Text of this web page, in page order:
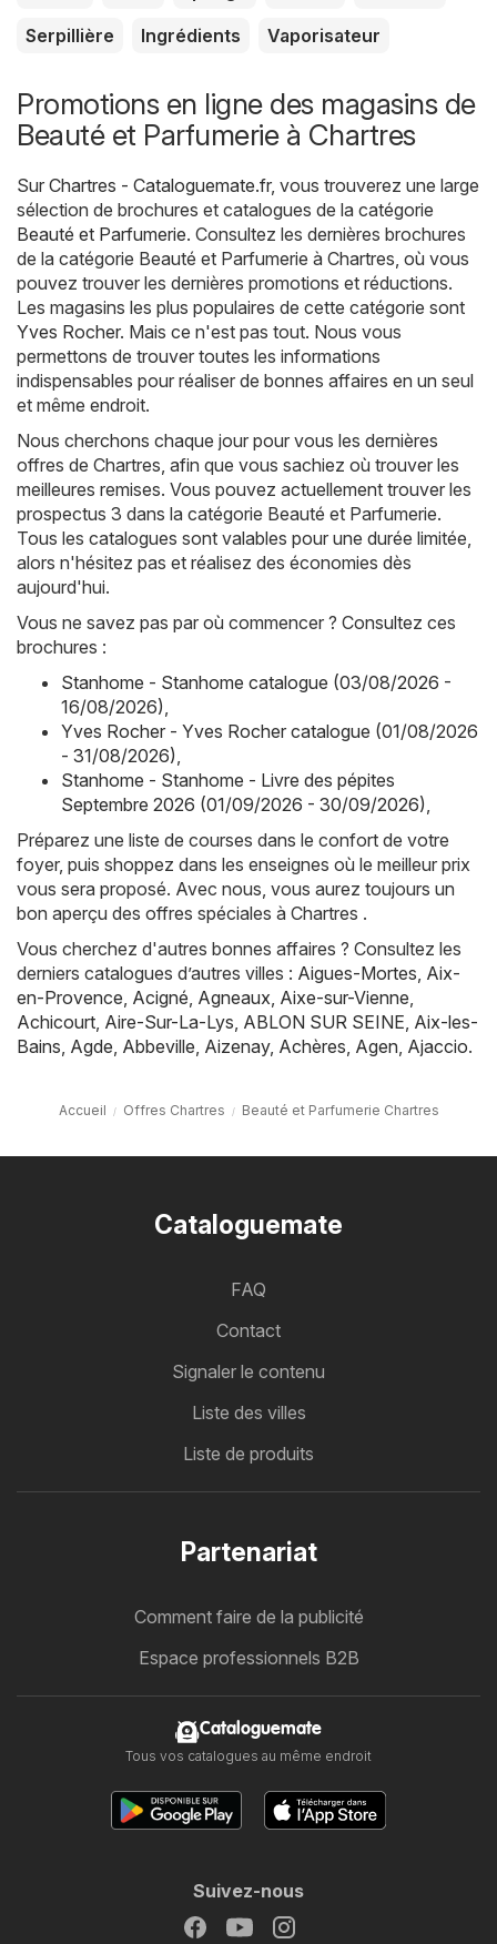
Serpillière
Ingrédients Vaporisateur
Promotions en ligne des magasins de
Beauté et Parfumerie à Chartres
Sur Chartres - Cataloguemate.fr, vous trouverez une large
sélection de brochures et catalogues de la catégorie
Beauté et Parfumerie. Consultez les dernières brochures
de la catégorie Beauté et Parfumerie à Chartres, où vous
pouvez trouver les dernières promotions et réductions.
Les magasins les plus populaires de cette catégorie sont
Yves Rocher. Mais ce n'est pas tout. Nous vous
permettons de trouver toutes les informations
indispensables pour réaliser de bonnes affaires en un seul
et même endroit.
Nous cherchons chaque jour pour vous les dernières
offres de Chartres, afin que vous sachiez où trouver les
meilleures remises. Vous pouvez actuellement trouver les
prospectus 3 dans la catégorie Beauté et Parfumerie.
Tous les catalogues sont valables pour une durée limitée,
alors n'hésitez pas et réalisez des économies dès
aujourd'hui.
Vous ne savez pas par où commencer ? Consultez ces
brochures :
Stanhome - Stanhome catalogue (03/08/2026 -
16/08/2026),
Yves Rocher - Yves Rocher catalogue (01/08/2026
- 31/08/2026),
Stanhome - Stanhome - Livre des pépites
Septembre 2026 (01/09/2026 - 30/09/2026),
Préparez une liste de courses dans le confort de votre
foyer, puis shoppez dans les enseignes où le meilleur prix
vous sera proposé. Avec nous, vous aurez toujours un
bon aperçu des offres spéciales à Chartres .
Vous cherchez d'autres bonnes affaires ? Consultez les
derniers catalogues d’autres villes : Aigues-Mortes, Aix-
en-Provence, Acigné, Agneaux, Aixe-sur-Vienne,
Achicourt, Aire-Sur-La-Lys, ABLON SUR SEINE, Aix-les-
Bains, Agde, Abbeville, Aizenay, Achères, Agen, Ajaccio.
Accueil Offres Chartres Beauté et Parfumerie Chartres
Cataloguemate
FAQ
Contact
Signaler le contenu
Liste des villes
Liste de produits
Partenariat
Comment faire de la publicité
Espace professionnels B2B
Cataloguemate
Tous vos catalogues au même endroit
Suivez-nous